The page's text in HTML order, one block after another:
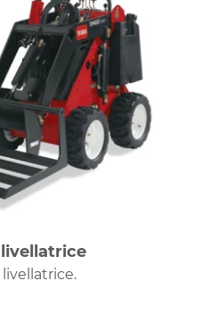
livellatrice.